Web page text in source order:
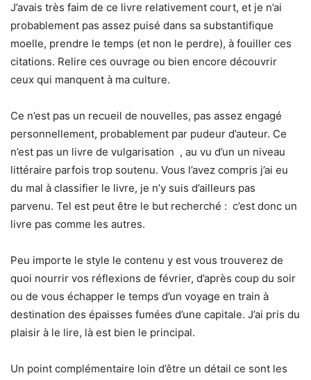
J’avais très faim de ce livre relativement court, et je n’ai
probablement pas assez puisé dans sa substantifique
moelle, prendre le temps (et non le perdre), à fouiller ces
citations. Relire ces ouvrage ou bien encore découvrir
ceux qui manquent à ma culture.
Ce n’est pas un recueil de nouvelles, pas assez engagé
personnellement, probablement par pudeur d’auteur. Ce
n’est pas un livre de vulgarisation , au vu d’un un niveau
littéraire parfois trop soutenu. Vous l’avez compris j’ai eu
du mal à classifier le livre, je n’y suis d’ailleurs pas
parvenu. Tel est peut être le but recherché : c’est donc un
livre pas comme les autres.
Peu importe le style le contenu y est vous trouverez de
quoi nourrir vos réflexions de février, d’après coup du soir
ou de vous échapper le temps d’un voyage en train à
destination des épaisses fumées d’une capitale. J’ai pris du
plaisir à le lire, là est bien le principal.
Un point complémentaire loin d’être un détail ce sont les